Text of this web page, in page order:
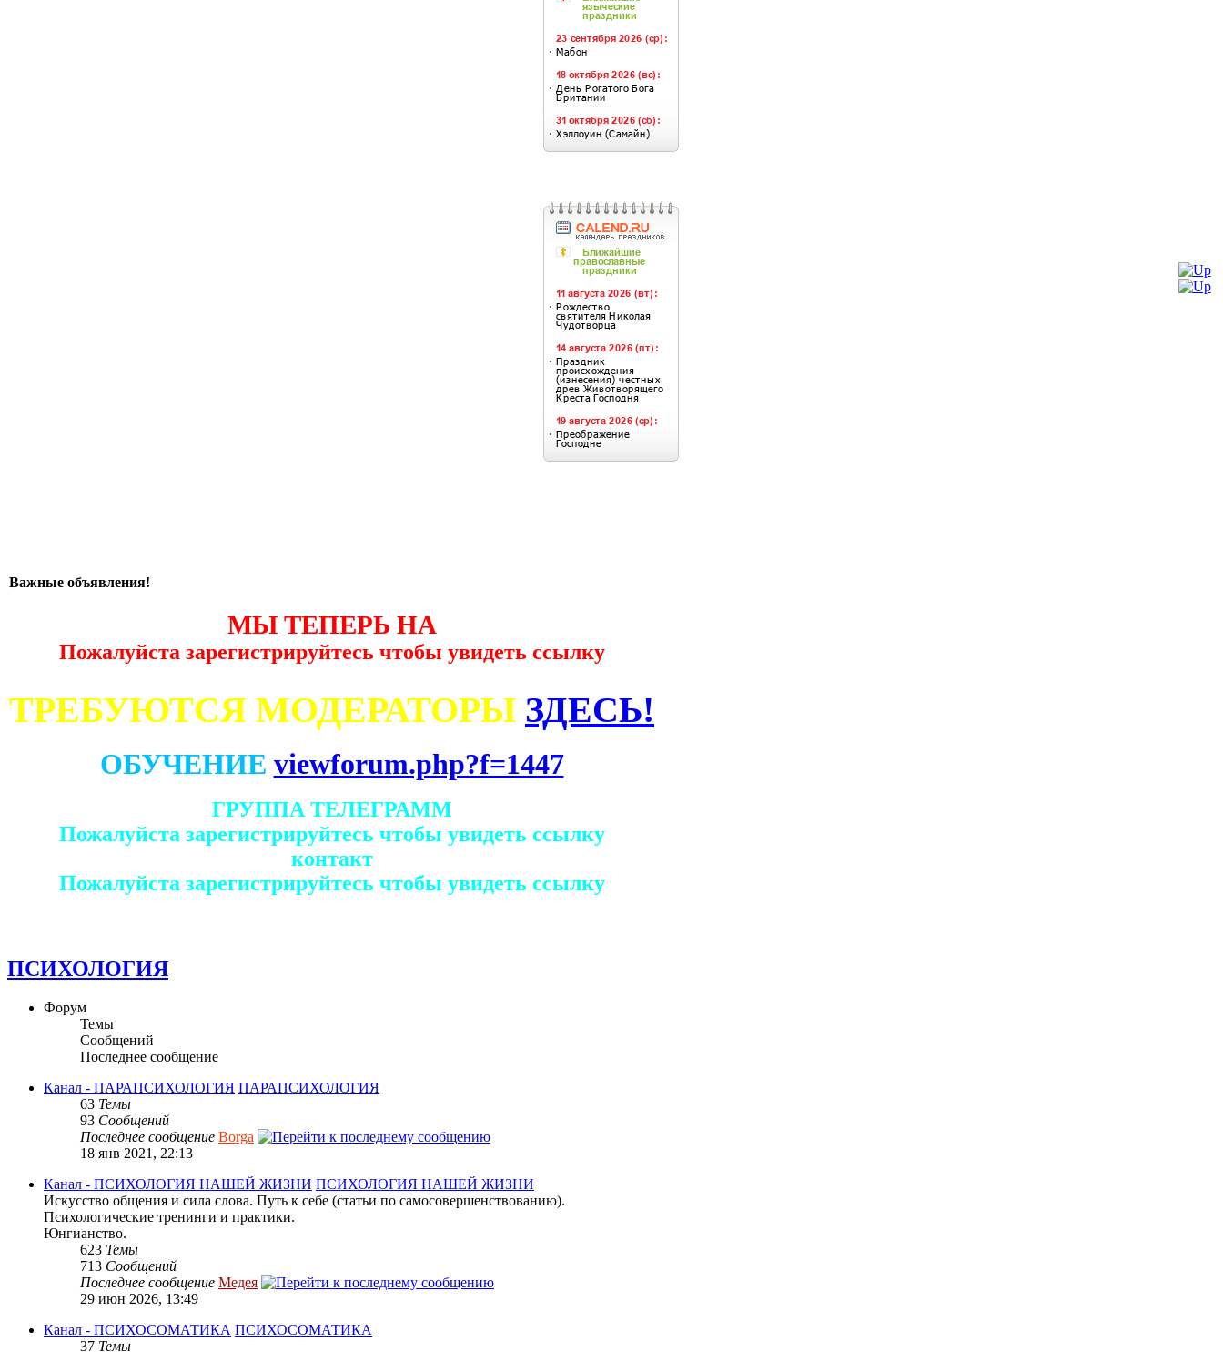
Важные объявления!
МЫ ТЕПЕРЬ НА
Пожалуйста зарегистрируйтесь чтобы увидеть ссылку
ТРЕБУЮТСЯ МОДЕРАТОРЫ ЗДЕСЬ!
ОБУЧЕНИЕ viewforum.php?f=1447
ГРУППА ТЕЛЕГРАММ
Пожалуйста зарегистрируйтесь чтобы увидеть ссылку
контакт
Пожалуйста зарегистрируйтесь чтобы увидеть ссылку
ПСИХОЛОГИЯ
Форум
Темы
Сообщений
Последнее сообщение
Канал - ПАРАПСИХОЛОГИЯ ПАРАПСИХОЛОГИЯ
63 Темы
93 Сообщений
Последнее сообщение Borga
18 янв 2021, 22:13
Канал - ПСИХОЛОГИЯ НАШЕЙ ЖИЗНИ ПСИХОЛОГИЯ НАШЕЙ ЖИЗНИ
Искусство общения и сила слова. Путь к себе (статьи по самосовершенствованию).
Психологические тренинги и практики.
Юнгианство.
623 Темы
713 Сообщений
Последнее сообщение Медея
29 июн 2026, 13:49
Канал - ПСИХОСОМАТИКА ПСИХОСОМАТИКА
37 Темы